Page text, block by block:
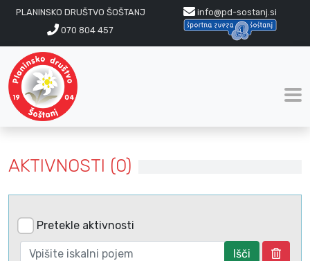
PLANINSKO DRUŠTVO ŠOŠTANJ
info@pd-sostanj.si
070 804 457
AKTIVNOSTI (0)
Pretekle aktivnosti
Išči